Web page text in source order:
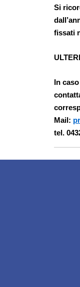
Si
fissati
In
Mail:
tel.